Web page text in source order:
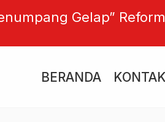
Gelap”
BERANDA KONTAK